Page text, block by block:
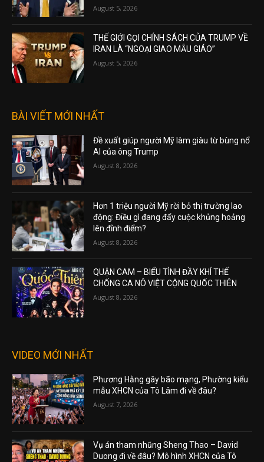
August 5, 2026
THẾ GIỚI GỌI CHÍNH SÁCH CỦA TRUMP VỀ
IRAN LÀ “NGOẠI GIAO MẪU GIÁO”
August 5, 2026
BÀI VIẾT MỚI NHẤT
Đề xuất giúp người Mỹ làm giàu từ bùng nổ
AI của ông Trump
August 8, 2026
Hơn 1 triệu người Mỹ rời bỏ thị trường lao
động: Điều gì đang đẩy cuộc khủng hoảng
lên đỉnh điểm?
August 8, 2026
QUẬN CAM – BIỂU TÌNH ĐẦY KHÍ THẾ
CHỐNG CA NÔ VIỆT CỘNG QUỐC THIÊN
August 8, 2026
VIDEO MỚI NHẤT
Phương Hằng gây bão mạng, Phường kiểu
mẫu XHCN của Tô Lâm đi về đâu?
August 7, 2026
Vụ án tham nhũng Sheng Thao – David
Duong đi về đâu? Mô hình XHCN của Tô